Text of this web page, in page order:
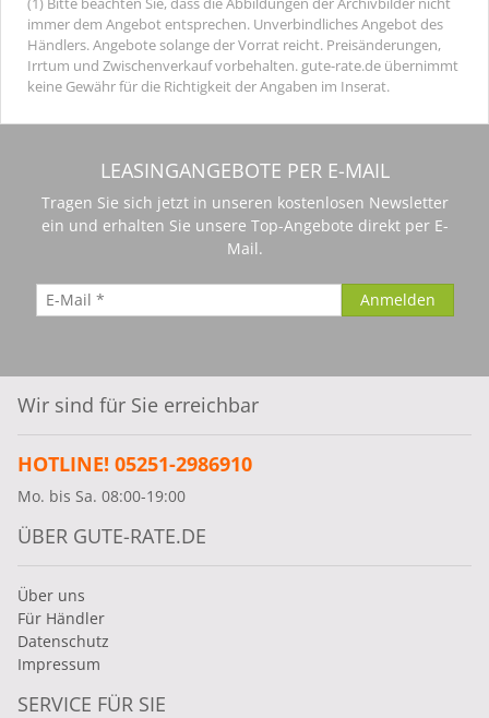
immer dem Angebot entsprechen. Unverbindliches Angebot des
Händlers. Angebote solange der Vorrat reicht. Preisänderungen,
Irrtum und Zwischenverkauf vorbehalten. gute-rate.de übernimmt
keine Gewähr für die Richtigkeit der Angaben im Inserat.
LEASINGANGEBOTE PER E-MAIL
Tragen Sie sich jetzt in unseren kostenlosen Newsletter
ein und erhalten Sie unsere Top-Angebote direkt per E-
Mail.
Wir sind für Sie erreichbar
HOTLINE! 05251-2986910
Mo. bis Sa. 08:00-19:00
ÜBER GUTE-RATE.DE
Über uns
Für Händler
Datenschutz
Impressum
SERVICE FÜR SIE